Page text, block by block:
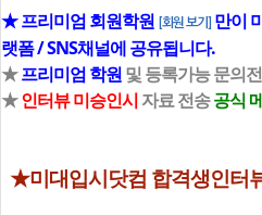
★ 프리미엄 회원학원 [회원 보기] 만이
랫폼 / SNS채널에 공유됩니다.
★프리미엄 학원및 등록가능 문의
★인터뷰 미승인시자료 전송공식
★미대입시닷컴 합격생인터